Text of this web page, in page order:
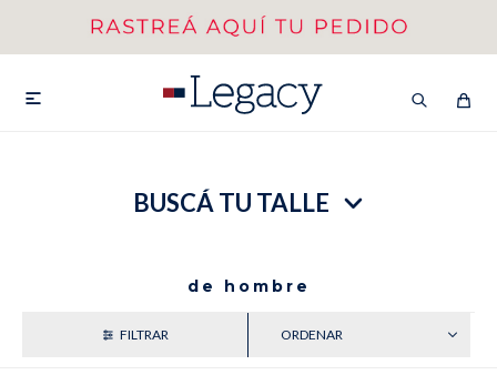

BUSCÁ TU TALLE
de hombre
VER COLECCIÓN DE HOMBRE